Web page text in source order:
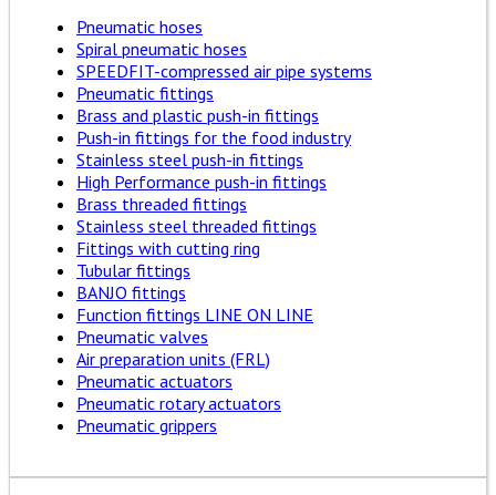
Pneumatic hoses
Spiral pneumatic hoses
SPEEDFIT-compressed air pipe systems
Pneumatic fittings
Brass and plastic push-in fittings
Push-in fittings for the food industry
Stainless steel push-in fittings
High Performance push-in fittings
Brass threaded fittings
Stainless steel threaded fittings
Fittings with cutting ring
Tubular fittings
BANJO fittings
Function fittings LINE ON LINE
Pneumatic valves
Air preparation units (FRL)
Pneumatic actuators
Pneumatic rotary actuators
Pneumatic grippers